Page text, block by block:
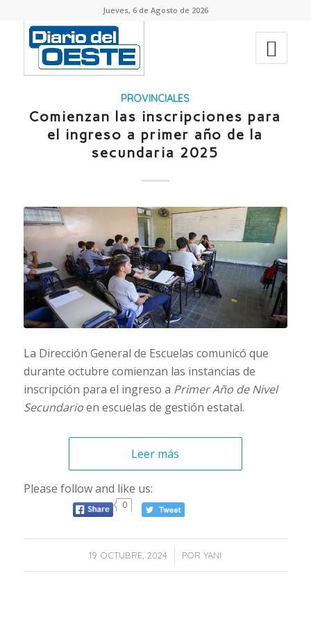
Jueves, 6 de Agosto de 2026
PROVINCIALES
Comienzan las inscripciones para
el ingreso a primer año de la
secundaria 2025
La Dirección General de Escuelas comunicó que
durante octubre comienzan las instancias de
inscripción para el ingreso a Primer Año de Nivel
Secundarioen escuelas de gestión estatal.
Leer más
Please follow and like us:
0
19 OCTUBRE, 2024
/ PORYANI